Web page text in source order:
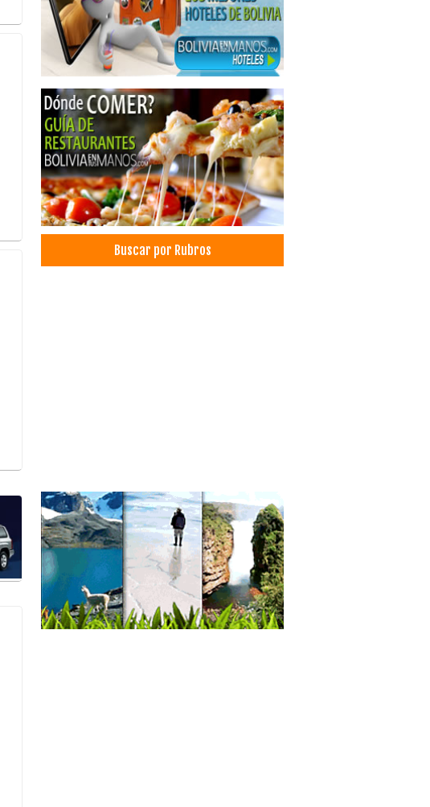
Viajes a China
Reembarque de Mercancias
Alquiler de mobiliario
Eventos
Alquiler de Mesas y Sillas
Cumpleaños
Matrimonios
Decoraciones
Arte Decorativo
Decoración para Eventos
Equipamiento para eventos
Organizador de eventos sociales
Instalación de Stand
Logística para Eventos
Aseo Personal
Jabones
Baños, Artículos para
Toallas
Papel Toalla y Sanitario
Artículos de Limpieza
Ceras
Productos de higiene personal
Buscar por Rubros